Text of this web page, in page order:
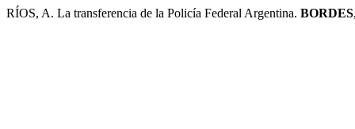
RÍOS, A. La transferencia de la Policía Federal Argentina. BORDES